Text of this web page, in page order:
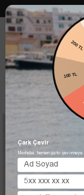
Carell in Roma
Anasayfa ŞALLAR
Çark Çevir
Merhaba, hemen çarkı